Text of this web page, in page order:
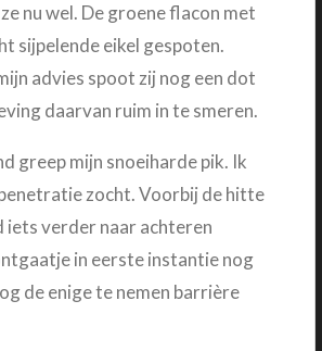
nu wel. De groene flacon met
sijpelende eikel gespoten.
advies spoot zij nog een dot
daarvan ruim in te smeren.
greep mijn snoeiharde pik. Ik
zocht. Voorbij de hitte
iets verder naar achteren
in eerste instantie nog
de enige te nemen barrière